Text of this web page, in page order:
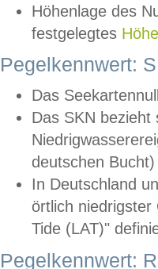
Höhenlage des
festgelegtes
Pegelkennwert:
Das
Das SKN
deutschen
In Deutschland
örtlich
Tide (LAT)"
Pegelkennwert: